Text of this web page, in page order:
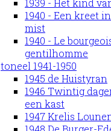
1939 - Het kind
1940 - Een kreet
mist
1940 - Le
gentilhomme
toneel 1941-1950
1945 de Huistyran
1946 Twintig
een kast
1947 Krelis